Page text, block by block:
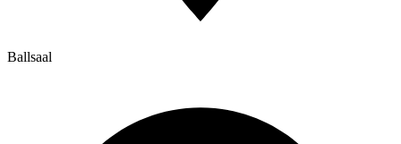
Ballsaal